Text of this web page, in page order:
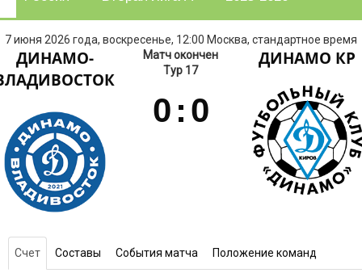
7 июня 2026 года, воскресенье, 12:00 Москва, стандартное время
ДИНАМО-
Матч окончен
Тур 17
0 : 0
ДИНАМО КР
Счет Составы События матча Положение команд